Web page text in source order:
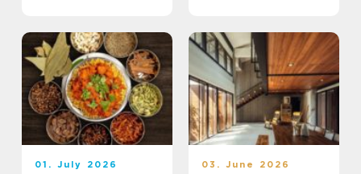
01. July 2026 03. June 2026